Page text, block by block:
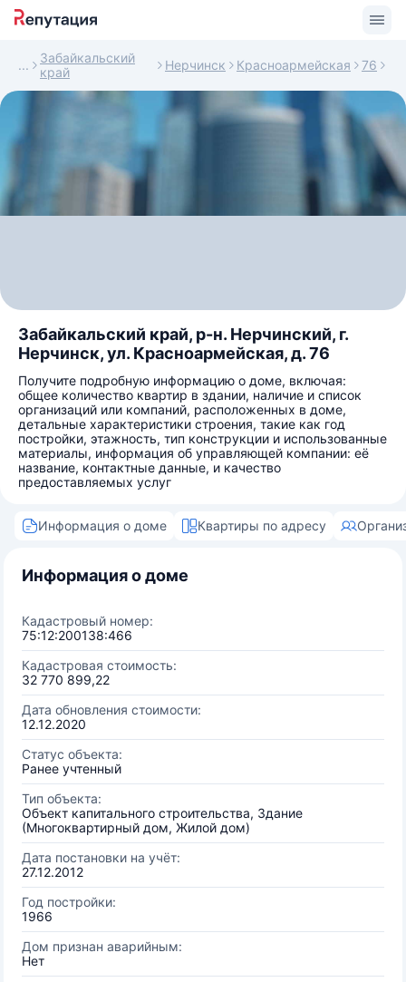
Забайкальский
край
Нерчинск Красноармейская 76
Забайкальский край, р-н. Нерчинский, г.
Нерчинск, ул. Красноармейская, д. 76
Получите подробную информацию о доме, включая:
общее количество квартир в здании, наличие и список
организаций или компаний, расположенных в доме,
детальные характеристики строения, такие как год
постройки, этажность, тип конструкции и использованные
материалы, информация об управляющей компании: её
название, контактные данные, и качество
предоставляемых услуг
Информация о доме Квартиры по адресу
Информация о доме
Кадастровый номер:
75:12:200138:466
Кадастровая стоимость:
32 770 899,22
Дата обновления стоимости:
12.12.2020
Статус объекта:
Ранее учтенный
Тип объекта:
Объект капитального строительства, Здание
(Многоквартирный дом, Жилой дом)
Дата постановки на учёт:
27.12.2012
Год постройки:
1966
Дом признан аварийным:
Нет